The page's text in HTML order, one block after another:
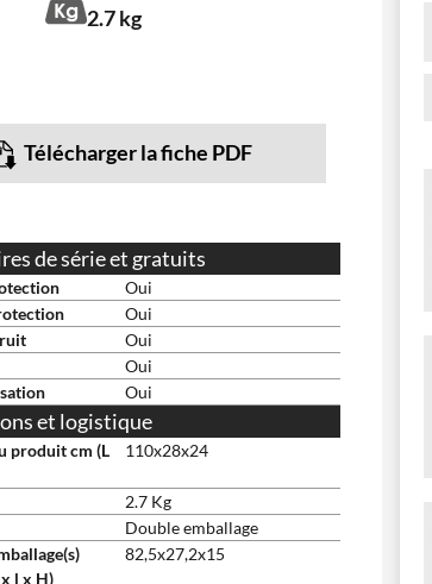
2.7 kg
Télécharger la fiche PDF
de série et gratuits
Oui
Oui
Oui
Oui
Oui
et logistique
produit cm (L
110x28x24
2.7 Kg
Double emballage
l x H)
82,5x27,2x15